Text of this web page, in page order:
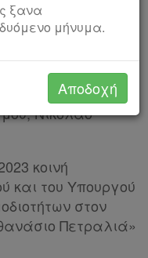
απόφαση του
«Ανάθεση
Παιδείας,
Νικόλαο
κοινή
και του Υπουργού
στον
Πετραλιά»
ξανα
μήνυμα.
Αποδοχή